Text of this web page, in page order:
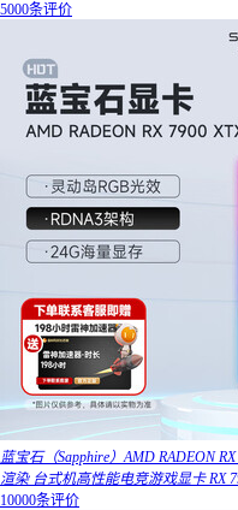
5000条评价
蓝宝石（Sapphire）AMD RADEON
渲染 台式机高性能电竞游戏显卡 RX
10000条评价